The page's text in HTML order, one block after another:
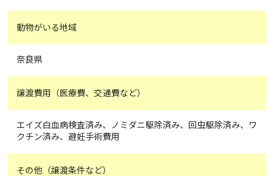
動物がいる地域
奈良県
譲渡費用（医療費、交通費など）
エイズ白血病検査済み、ノミダニ駆除済み、回虫駆除済み、ワ
クチン済み、避妊手術費用
その他（譲渡条件など）